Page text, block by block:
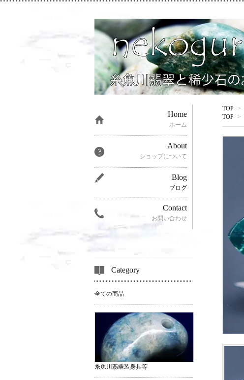
TOP >
TOP
>
Home
ホーム
About
ショップについて
Blog
ブログ
Contact
お問い合わせ
Category
全ての商品
糸魚川翡翠装身具等